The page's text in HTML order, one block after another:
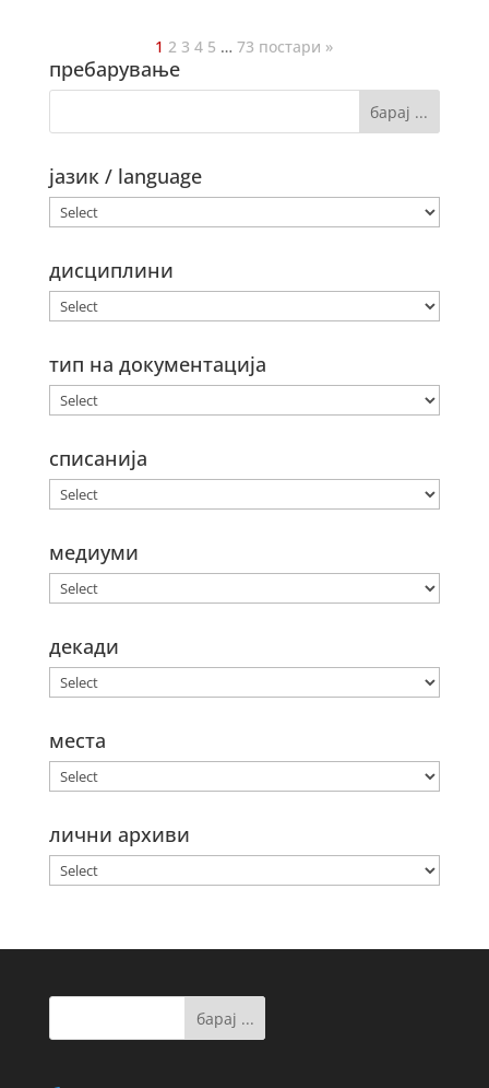
1 2 3 4 5 … 73 постари »
пребарување
јазик / language
дисциплини
тип на документација
списанија
медиуми
декади
места
лични архиви